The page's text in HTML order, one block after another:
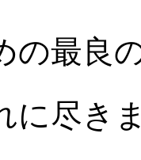
の最良
に尽き